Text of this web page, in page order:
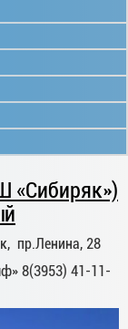
«Сибиряк»)
пр.Ленина, 28
8(3953) 41-11-